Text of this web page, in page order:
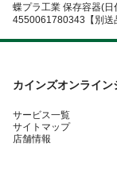
蝶プラ工業 保存容器(
4550061780343【別送
カインズオンライン
サービス一覧
サイトマップ
店舗情報